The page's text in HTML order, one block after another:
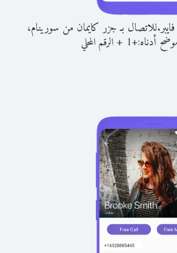
للاتصال بـ جزر كايمان من سورينام،
أدناه:+
1
+الرقم المحلي